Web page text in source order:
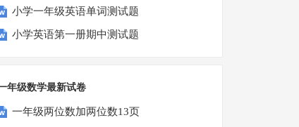
小学一年级英语单词测试题
小学英语第一册期中测试题
年级数学最新试卷
一年级两位数加两位数13页